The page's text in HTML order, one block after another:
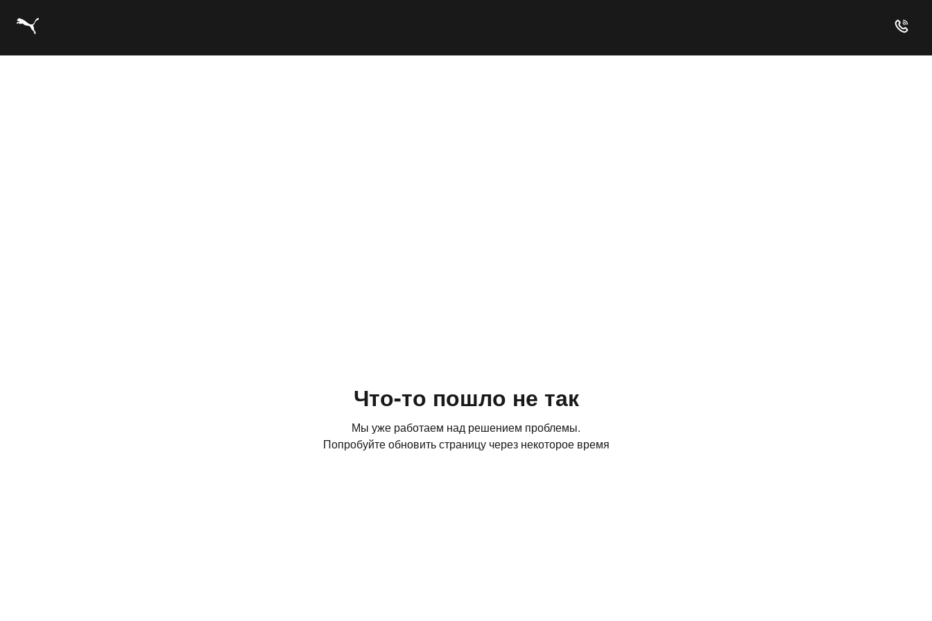
Что-то пошло не так
Мы уже работаем над решением проблемы.
Попробуйте обновить страницу через некоторое время